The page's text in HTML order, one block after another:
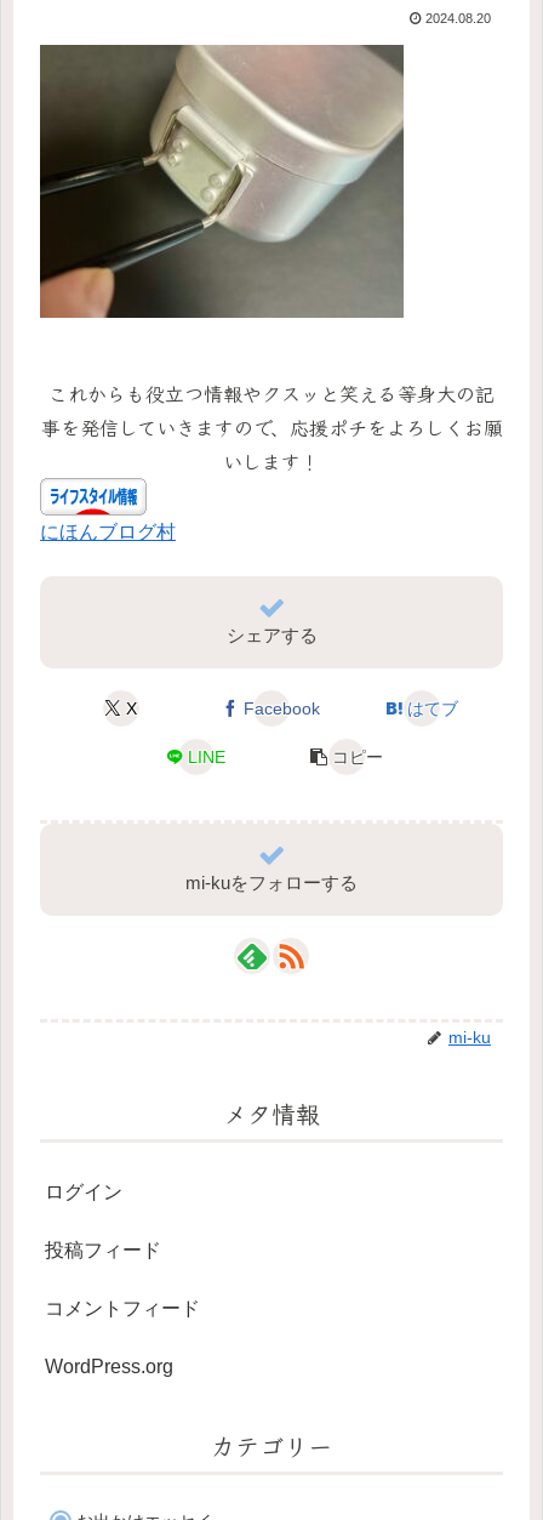
2024.08.20
これからも役立つ情報やクスッと笑える等身大の記
事を発信していきますので、応援ポチをよろしくお願
いします！
にほんブログ村
シェアする
X Facebook はてブ
LINE コピー
mi-kuをフォローする
mi-ku
メタ情報
ログイン
投稿フィード
コメントフィード
WordPress.org
カテゴリー